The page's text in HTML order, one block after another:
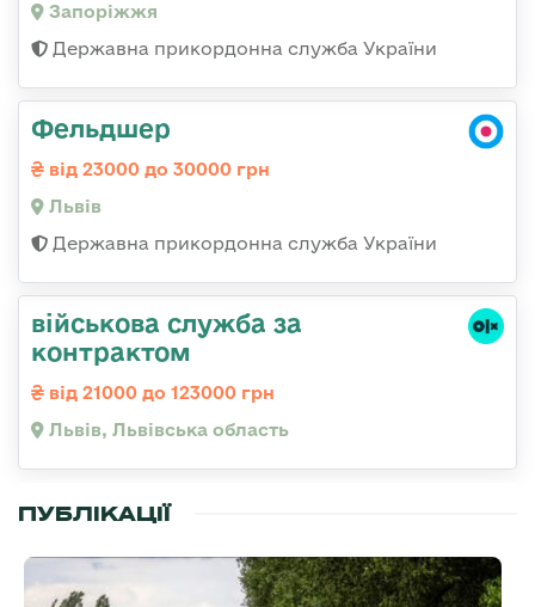
Запоріжжя
Державна прикордонна служба України
Фельдшер
від 23000 до 30000 грн
Львів
Державна прикордонна служба України
військова служба за
контрактом
від 21000 до 123000 грн
Львів, Львівська область
ПУБЛІКАЦІЇ